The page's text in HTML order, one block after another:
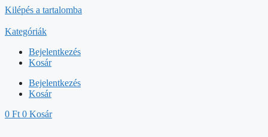
Kilépés a tartalomba
Kategóriák
Bejelentkezés
Kosár
Bejelentkezés
Kosár
0 Ft 0 Kosár